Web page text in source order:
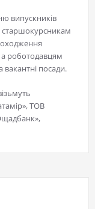
випускників
старшокурсникам
роботодавцям
вакантні посади.
ТОВ